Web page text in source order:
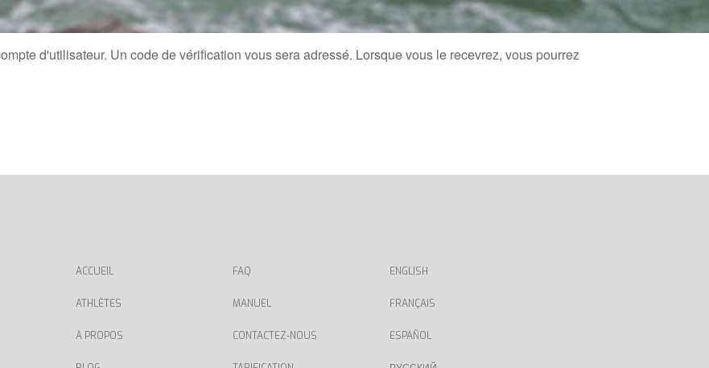
d'utilisateur. Un code de vérification vous sera adressé. Lorsque vous le recevrez, vous pourrez
ACCUEIL
ATHLÈTES
À PROPOS
FAQ
MANUEL
CONTACTEZ-NOUS
ENGLISH
FRANÇAIS
ESPAÑOL